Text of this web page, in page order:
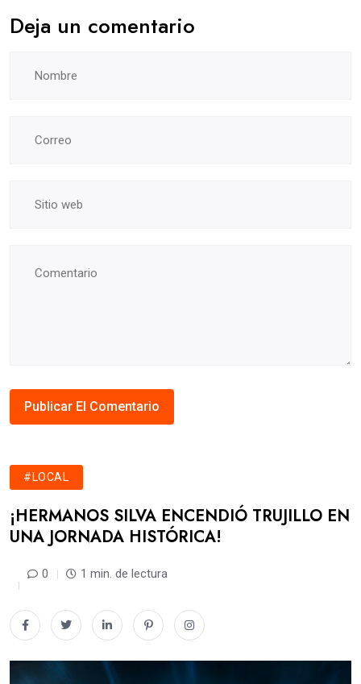
Deja un comentario
#LOCAL
​¡HERMANOS SILVA ENCENDIÓ TRUJILLO EN
UNA JORNADA HISTÓRICA!
0 1 min. de lectura